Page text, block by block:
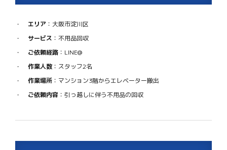
エリア ：大阪市淀川区
サービス ：不用品回収
ご依頼経路 ：LINE@
作業人数 ：スタッフ2名
作業場所 ：マンション3階からエレベーター搬出
ご依頼内容 ：引っ越しに伴う不用品の回収